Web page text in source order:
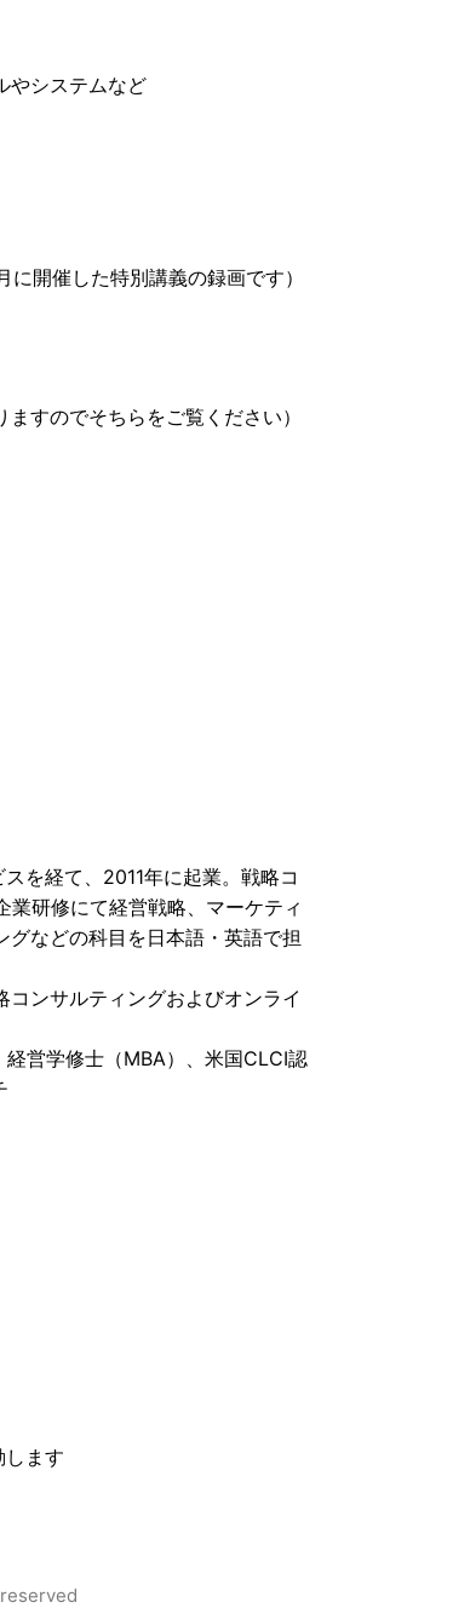
やシステムなど
開催した特別講義の録画です）
すのでそちらをご覧ください）
を経て、2011年に起業。戦略コ
研修にて経営戦略、マーケティ
などの科目を日本語・英語で担
ンサルティングおよびオンライ
営学修士（MBA）、米国CLCI認
します